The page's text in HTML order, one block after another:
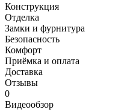
Конструкция
Отделка
Замки и фурнитура
Безопасность
Комфорт
Приёмка и оплата
Доставка
Отзывы
0
Видеообзор